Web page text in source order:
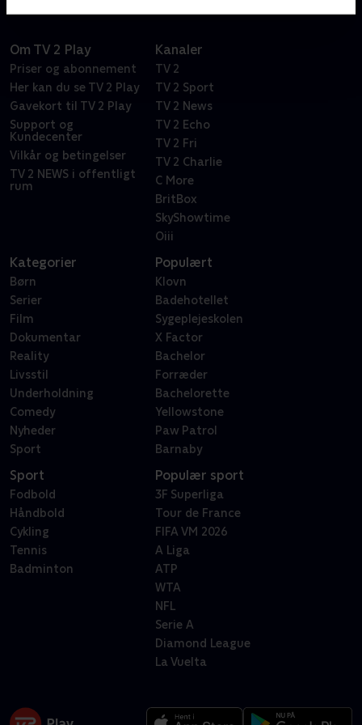
Om TV 2 Play
Priser og abonnement
Her kan du se TV 2 Play
Gavekort til TV 2 Play
Support og
Kundecenter
Vilkår og betingelser
TV 2 NEWS i offentligt
rum
Kanaler
TV 2
TV 2 Sport
TV 2 News
TV 2 Echo
TV 2 Fri
TV 2 Charlie
C More
BritBox
SkyShowtime
Oiii
Kategorier
Børn
Serier
Film
Dokumentar
Reality
Livsstil
Underholdning
Comedy
Nyheder
Sport
Populært
Klovn
Badehotellet
Sygeplejeskolen
X Factor
Bachelor
Forræder
Bachelorette
Yellowstone
Paw Patrol
Barnaby
Sport
Fodbold
Håndbold
Cykling
Tennis
Badminton
Populær sport
3F Superliga
Tour de France
FIFA VM 2026
A Liga
ATP
WTA
NFL
Serie A
Diamond League
La Vuelta